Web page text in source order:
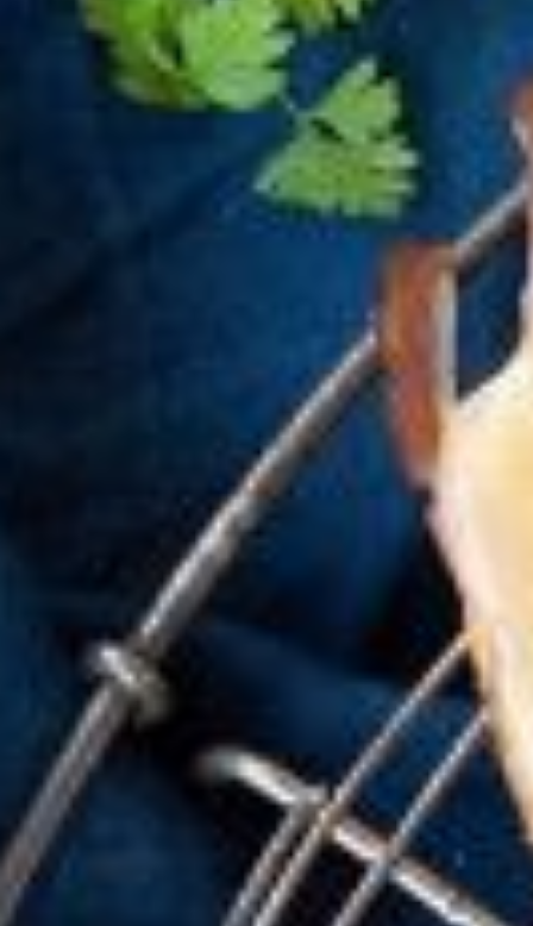
verfügen, die Ihre Personendaten im gleichen Umfang wie
jene der Schweiz und/oder der EU/des EWR schützen.
Durch Bestätigen von “Alle zulassen und fortsetzen” stimmst
du der Verwendung aller Cookies zu. Über den Button “Meine
Auswahl bestätigen” stimmst du nur den von dir gewählten
Kategorien zu. Cookie-Einstellungen kannst du über den Link
in der Fußzeile „Datenschutzrichtlinien" ändern. Mehr erfährst
Datenschutzrichtlinien.
Marketing Cookies